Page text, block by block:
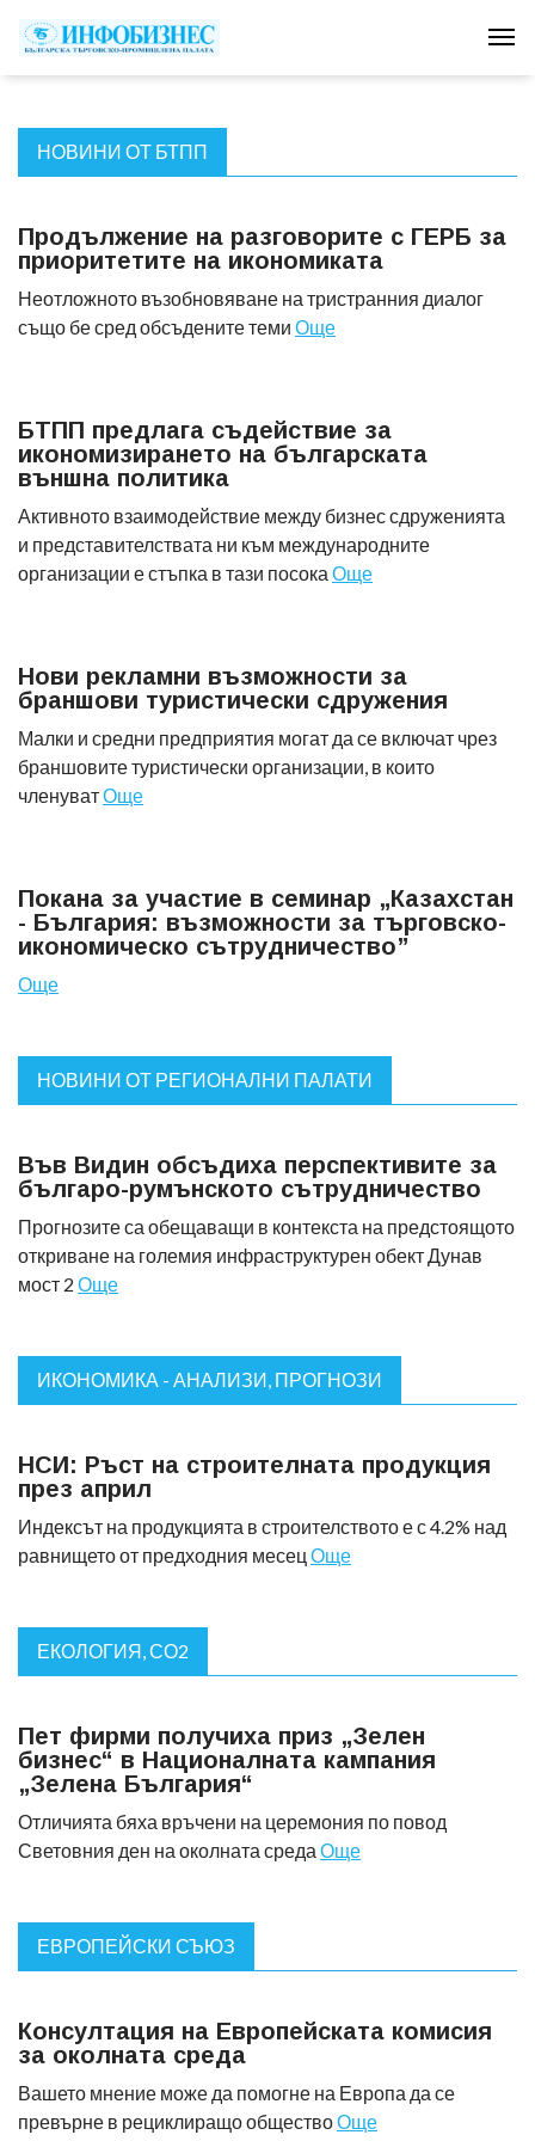
НОВИНИ ОТ БТПП
Продължение на разговорите с ГЕРБ за
приоритетите на икономиката
Неотложното възобновяване на тристранния диалог
също бе сред обсъдените теми Още
БТПП предлага съдействие за
икономизирането на българската
външна политика
Активното взаимодействие между бизнес сдруженията
и представителствата ни към международните
организации е стъпка в тази посока Още
Нови рекламни възможности за
браншови туристически сдружения
Малки и средни предприятия могат да се включат чрез
браншовите туристически организации, в които
членуватОще
Покана за участие в семинар „Казахстан
- България: възможности за търговско-
икономическо сътрудничество”
Още
НОВИНИ ОТ РЕГИОНАЛНИ ПАЛАТИ
Във Видин обсъдиха перспективите за
българо-румънското сътрудничество
Прогнозите са обещаващи в контекста на предстоящото
откриване на големия инфраструктурен обект Дунав
мост 2 Още
ИКОНОМИКА - АНАЛИЗИ, ПРОГНОЗИ
НСИ: Ръст на строителната продукция
през април
Индексът на продукцията в строителството е с 4.2% над
равнището от предходния месец Още
ЕКОЛОГИЯ, СО2
Пет фирми получиха приз „Зелен
бизнес“ в Националната кампания
„Зелена България“
Отличията бяха връчени на церемония по повод
Световния ден на околната среда Още
ЕВРОПЕЙСКИ СЪЮЗ
Консултация на Европейската комисия
за околната среда
Вашето мнение може да помогне на Европа да се
превърне в рециклиращо обществоОще